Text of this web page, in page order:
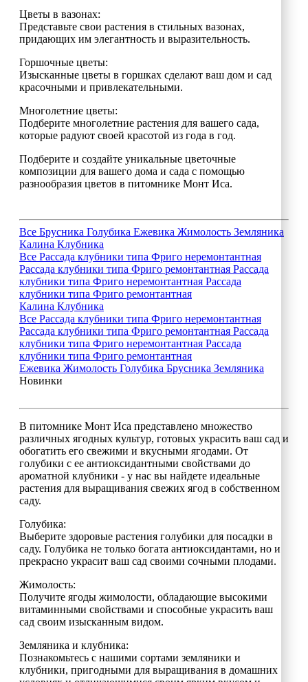
Цветы в вазонах:
Представьте свои растения в стильных вазонах,
придающих им элегантность и выразительность.
Горшочные цветы:
Изысканные цветы в горшках сделают ваш дом и сад
красочными и привлекательными.
Многолетние цветы:
Подберите многолетние растения для вашего сада,
которые радуют своей красотой из года в год.
Подберите и создайте уникальные цветочные
композиции для вашего дома и сада с помощью
разнообразия цветов в питомнике Монт Иса.
Все Брусника Голубика Ежевика Жимолость Земляника
Калина Клубника
Все Рассада клубники типа Фриго неремонтантная
Рассада клубники типа Фриго ремонтантная Рассада
клубники типа Фриго неремонтантная Рассада
клубники типа Фриго ремонтантная
Калина Клубника
Все Рассада клубники типа Фриго неремонтантная
Рассада клубники типа Фриго ремонтантная Рассада
клубники типа Фриго неремонтантная Рассада
клубники типа Фриго ремонтантная
Ежевика Жимолость Голубика Брусника Земляника
Новинки
В питомнике Монт Иса представлено множество
различных ягодных культур, готовых украсить ваш сад и
обогатить его свежими и вкусными ягодами. От
голубики с ее антиоксидантными свойствами до
ароматной клубники - у нас вы найдете идеальные
растения для выращивания свежих ягод в собственном
саду.
Голубика:
Выберите здоровые растения голубики для посадки в
саду. Голубика не только богата антиоксидантами, но и
прекрасно украсит ваш сад своими сочными плодами.
Жимолость:
Получите ягоды жимолости, обладающие высокими
витаминными свойствами и способные украсить ваш
сад своим изысканным видом.
Земляника и клубника:
Познакомьтесь с нашими сортами земляники и
клубники, пригодными для выращивания в домашних